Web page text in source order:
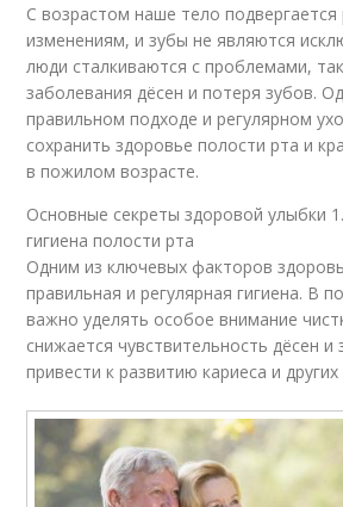
С возрастом наше тело
изменениям, и зубы не являются
люди сталкиваются с проблемами,
заболевания дёсен и потеря зубов.
правильном подходе и регулярном
сохранить здоровье полости рта и
в пожилом возрасте.
Основные секреты здоровой улыбки
гигиена полости рта
Одним из ключевых факторов
правильная и регулярная гигиена. В
важно уделять особое внимание
снижается чувствительность дёсен
привести к развитию кариеса и